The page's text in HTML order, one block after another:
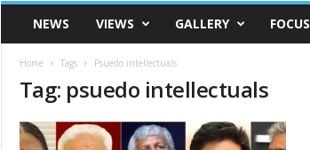
VSK
TelanganaNEWS VIEWS GALLERY FOCUS
Home Tags Psuedo intellectuals
Tag: psuedo intellectuals